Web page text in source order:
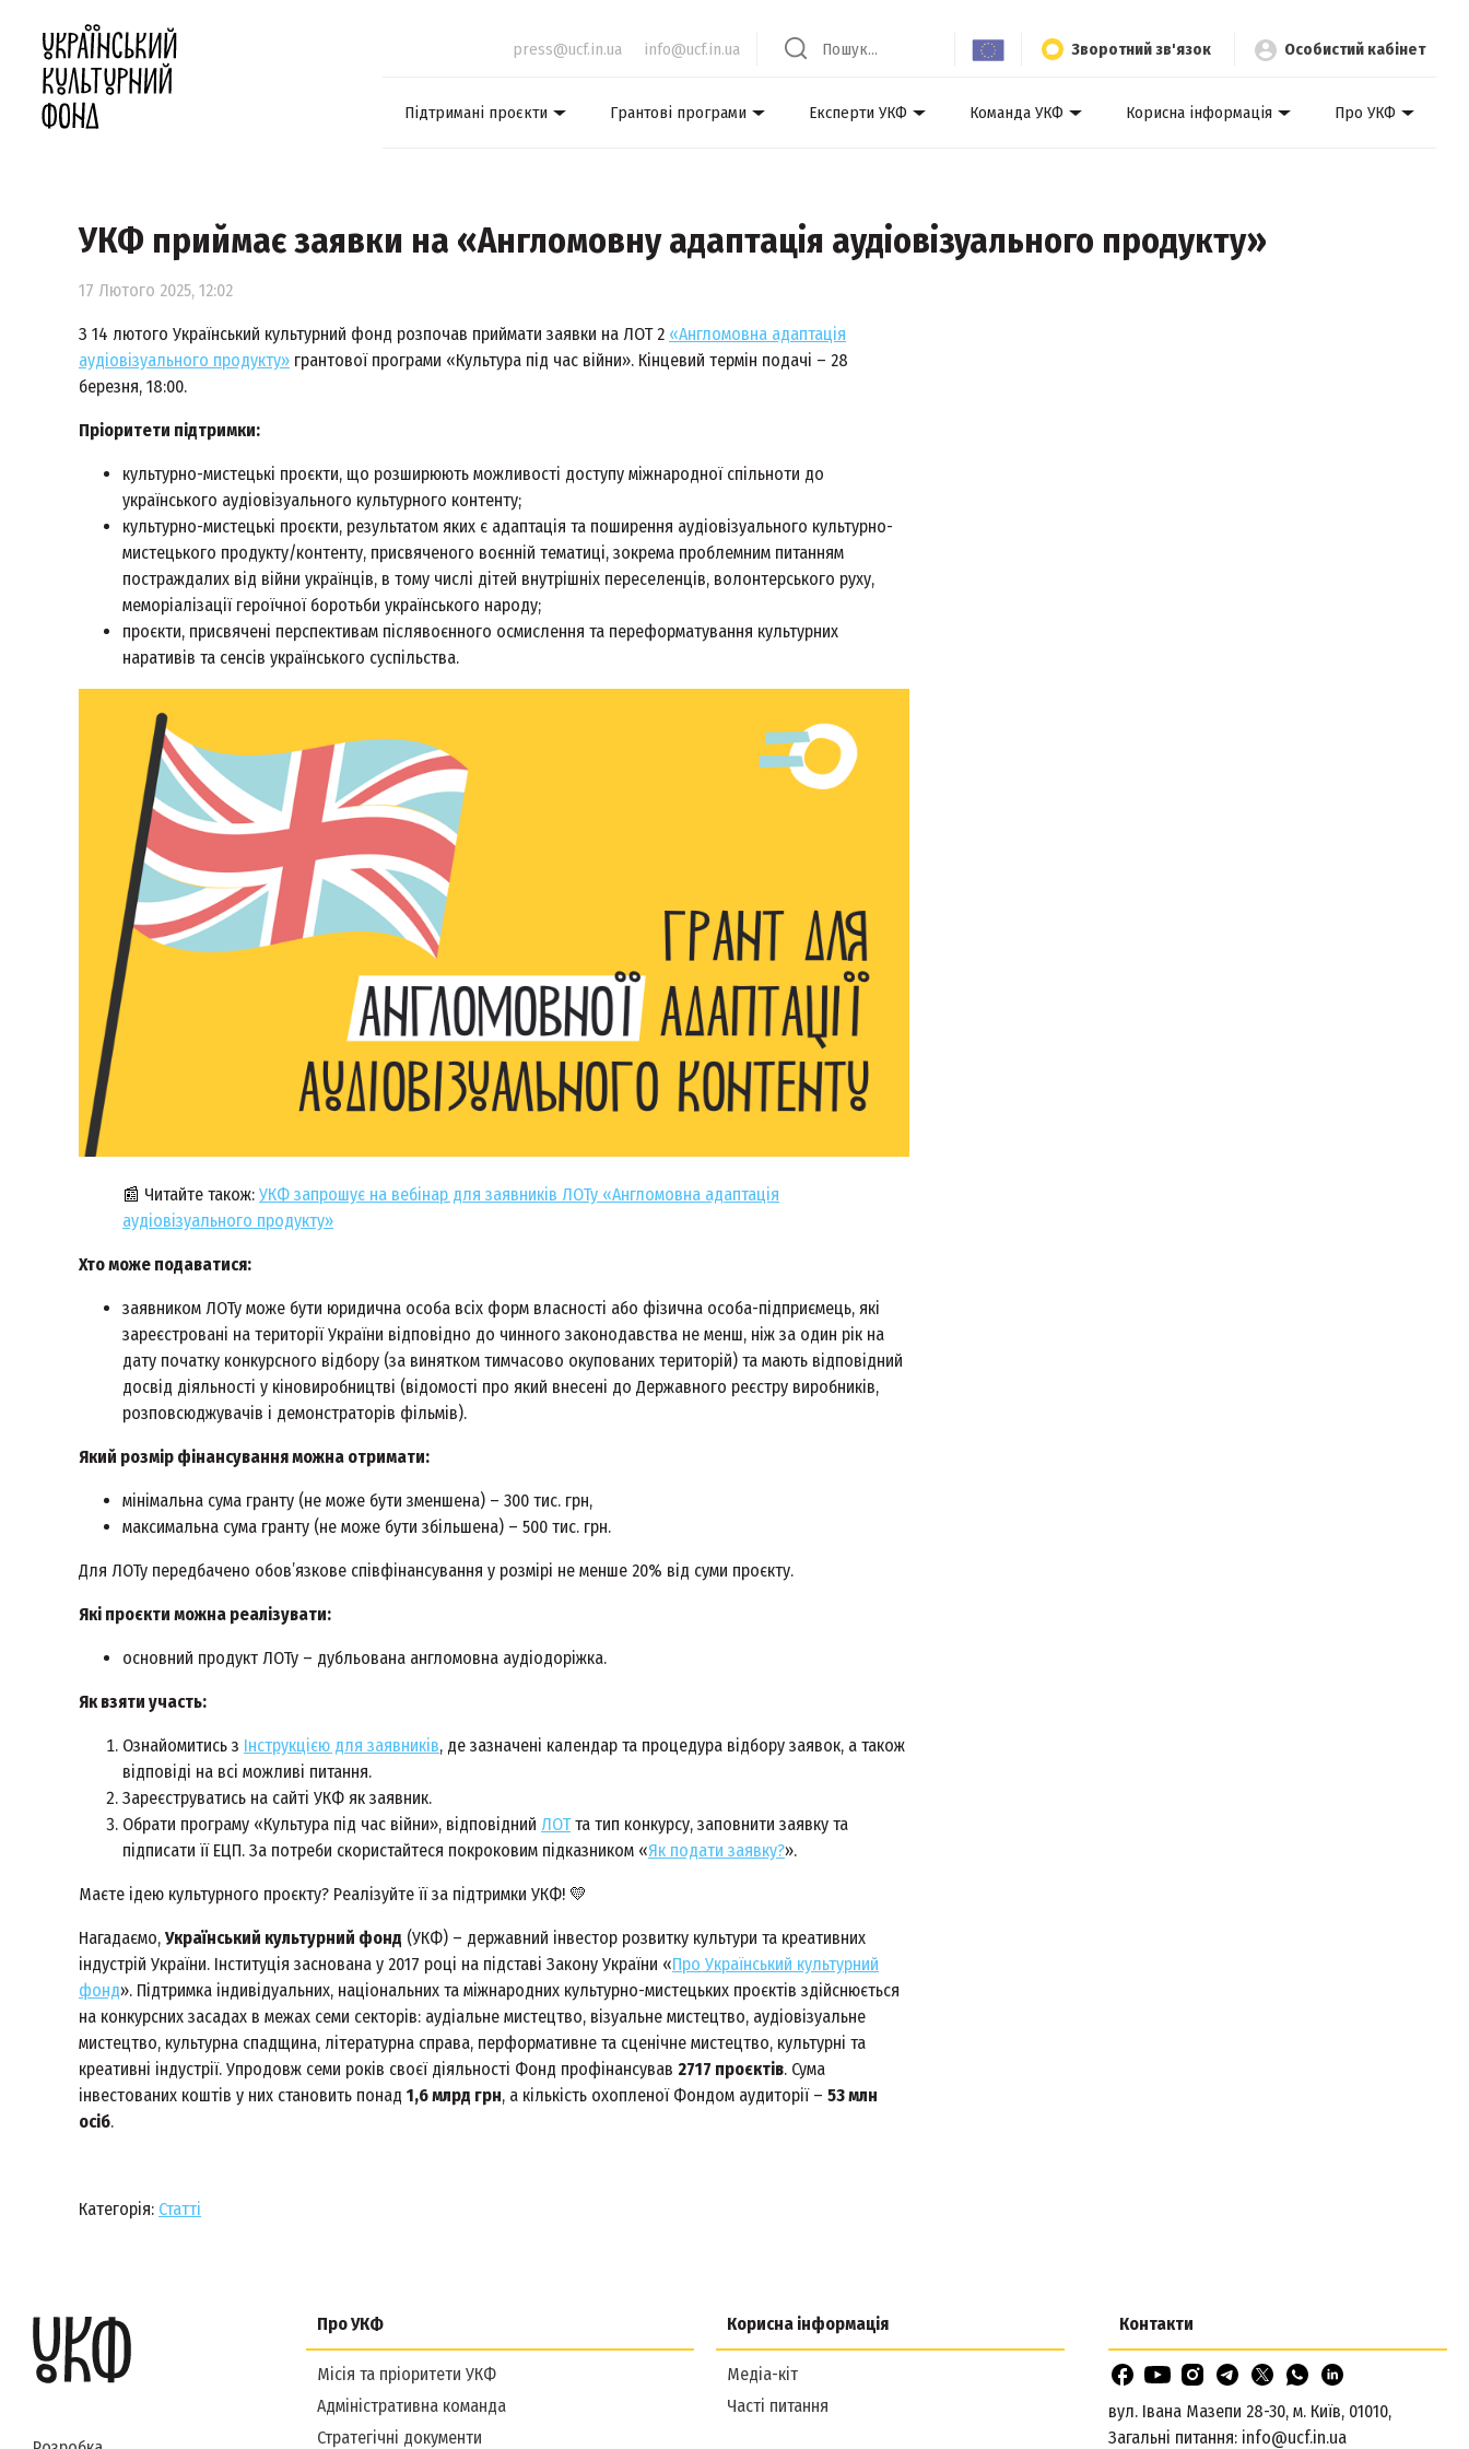
press@ucf.in.ua info@ucf.in.ua Зворотний зв'язок Особистий кабінет
Підтримані проєкти Грантові програми Експерти УКФ Команда УКФ Корисна інформація Про УКФ
УКФ приймає заявки на «Англомовну адаптація аудіовізуального продукту»
17 Лютого 2025, 12:02
З 14 лютого Український культурний фонд розпочав приймати заявки на ЛОТ 2 «Англомовна адаптація
аудіовізуального продукту» грантової програми «Культура під час війни». Кінцевий термін подачі – 28
березня, 18:00.
Пріоритети підтримки:
культурно-мистецькі проєкти, що розширюють можливості доступу міжнародної спільноти до
українського аудіовізуального культурного контенту;
культурно-мистецькі проєкти, результатом яких є адаптація та поширення аудіовізуального культурно-
мистецького продукту/контенту, присвяченого воєнній тематиці, зокрема проблемним питанням
постраждалих від війни українців, в тому числі дітей внутрішніх переселенців, волонтерського руху,
меморіалізації героїчної боротьби українського народу;
проєкти, присвячені перспективам післявоєнного осмислення та переформатування культурних
наративів та сенсів українського суспільства.
📰 Читайте також: УКФ запрошує на вебінар для заявників ЛОТу «Англомовна адаптація
аудіовізуального продукту»
Хто може подаватися:
заявником ЛОТу може бути юридична особа всіх форм власності або фізична особа-підприємець, які
зареєстровані на території України відповідно до чинного законодавства не менш, ніж за один рік на
дату початку конкурсного відбору (за винятком тимчасово окупованих територій) та мають відповідний
досвід діяльності у кіновиробництві (відомості про який внесені до Державного реєстру виробників,
розповсюджувачів і демонстраторів фільмів).
Який розмір фінансування можна отримати:
мінімальна сума гранту (не може бути зменшена) – 300 тис. грн,
максимальна сума гранту (не може бути збільшена) – 500 тис. грн.
Для ЛОТу передбачено обов’язкове співфінансування у розмірі не менше 20% від суми проєкту.
Які проєкти можна реалізувати:
основний продукт ЛОТу – дубльована англомовна аудіодоріжка.
Як взяти участь:
Ознайомитись з Інструкцією для заявників, де зазначені календар та процедура відбору заявок, а також
відповіді на всі можливі питання.
Зареєструватись на сайті УКФ як заявник.
Обрати програму «Культура під час війни», відповідний ЛОТта тип конкурсу, заповнити заявку та
підписати її ЕЦП. За потреби скористайтеся покроковим підказником «Як подати заявку?».
Маєте ідею культурного проєкту? Реалізуйте її за підтримки УКФ! 💛
Нагадаємо, Український культурний фонд (УКФ) – державний інвестор розвитку культури та креативних
індустрій України. Інституція заснована у 2017 році на підставі Закону України «Про Український культурний
фонд». Підтримка індивідуальних, національних та міжнародних культурно-мистецьких проєктів здійснюється
на конкурсних засадах в межах семи секторів: аудіальне мистецтво, візуальне мистецтво, аудіовізуальне
мистецтво, культурна спадщина, літературна справа, перформативне та сценічне мистецтво, культурні та
креативні індустрії. Упродовж семи років своєї діяльності Фонд профінансував 2717 проєктів. Сума
інвестованих коштів у них становить понад 1,6 млрд грн, а кількість охопленої Фондом аудиторії – 53 млн
осіб.
Категорія: Статті
Про УКФ
Місія та пріоритети УКФ
Адміністративна команда
Стратегічні документи
Корисна інформація
Медіа-кіт
Часті питання
Контакти
вул. Івана Мазепи 28-30, м. Київ, 01010,
Загальні питання: info@ucf.in.ua